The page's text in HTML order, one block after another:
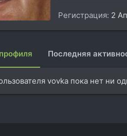
Регистрация 2
Последняя
vovka пока нет ни